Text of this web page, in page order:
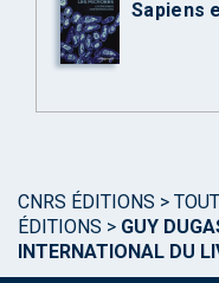
Sapiens
CNRS ÉDITIONS >
ÉDITIONS > GUY
INTERNATIONAL DU